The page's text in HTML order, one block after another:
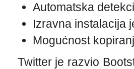
Automatska
Izravna instalacija
Mogućnost
Twitter je razvio